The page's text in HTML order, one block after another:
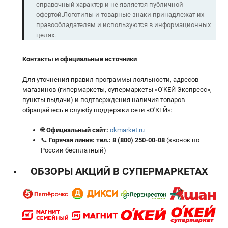
справочный характер и не является публичной
офертой.Логотипы и товарные знаки принадлежат их
правообладателям и используются в информационных
целях.
Контакты и официальные источники
Для уточнения правил программы лояльности, адресов
магазинов (гипермаркеты, супермаркеты «О'КЕЙ Экспресс»,
пункты выдачи) и подтверждения наличия товаров
обращайтесь в службу поддержки сети «О'КЕЙ»:
🌐Официальный сайт: okmarket.ru
📞 Горячая линия: тел.: 8 (800) 250-00-08(звонок по
России бесплатный)
ОБЗОРЫ АКЦИЙ В СУПЕРМАРКЕТАХ